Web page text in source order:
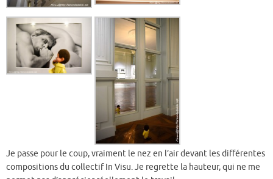
Je passe pour le coup, vraiment le nez en l’air devant les différentes
compositions du collectif In Visu. Je regrette la hauteur, qui ne me